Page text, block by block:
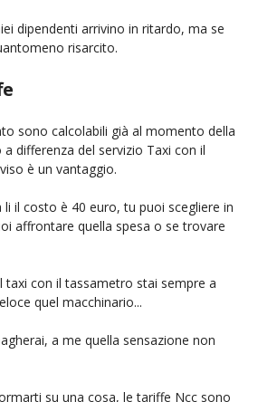
dipendenti arrivino in ritardo, ma se
risarcito.
sono calcolabili già al momento della
differenza del servizio Taxi con il
è un vantaggio.
li il costo è 40 euro, tu puoi scegliere in
affrontare quella spesa o se trovare
taxi con il tassametro stai sempre a
quel macchinario...
a me quella sensazione non
su una cosa, le tariffe Ncc sono